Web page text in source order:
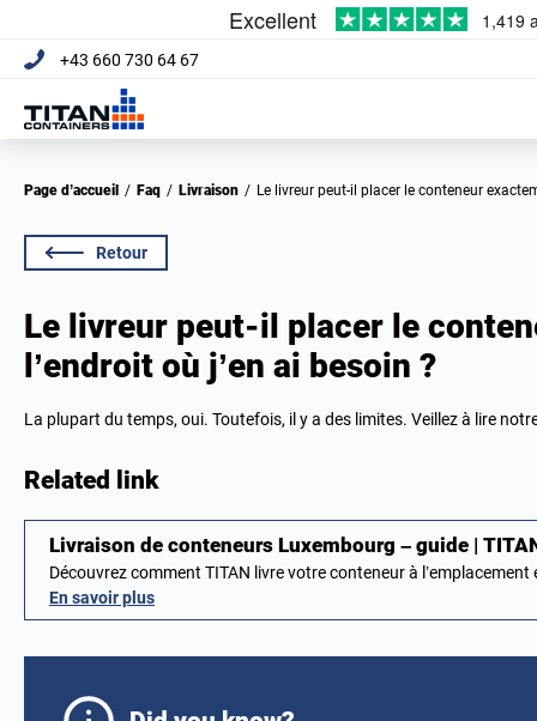
+43 660 730 64 67
Page d’accueil / Faq / Livraison / Le livreur peut-il placer le conteneur
Retour
Le livreur peut-il placer le
l’endroit où j’en ai besoin ?
La plupart du temps, oui. Toutefois, il y a des limites. Veillez à lire
Related link
Livraison de conteneurs Luxembourg – guide |
Découvrez comment TITAN livre votre conteneur à
En savoir plus